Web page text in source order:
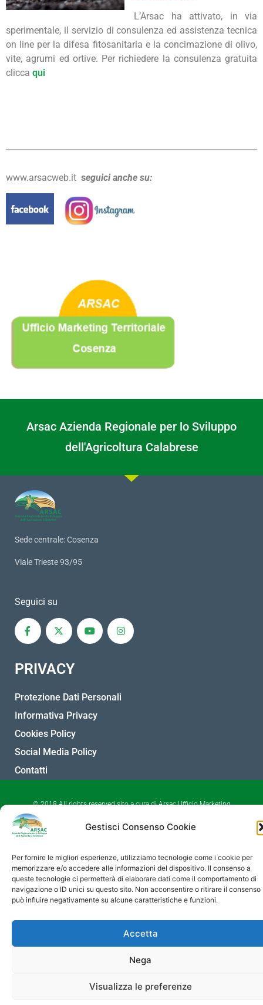
Gestisci Consenso Cookie
Per fornire le migliori esperienze, utilizziamo tecnologie come i cookie per
memorizzare e/o accedere alle informazioni del dispositivo. Il consenso a
queste tecnologie ci permetterà di elaborare dati come il comportamento di
navigazione o ID unici su questo sito. Non acconsentire o ritirare il consenso
può influire negativamente su alcune caratteristiche e funzioni.
Accetta
Nega
Visualizza le preferenze
L’Arsac ha attivato, in via
sperimentale, il servizio di consulenza ed assistenza tecnica
on line per la difesa fitosanitaria e la concimazione di olivo,
vite, agrumi ed ortive. Per richiedere la consulenza gratuita
clicca qui
www.arsacweb.it seguici anche su:
Arsac Azienda Regionale per lo Sviluppo
dell'Agricoltura Calabrese
Sede centrale: Cosenza
Viale Trieste 93/95
Seguici su
PRIVACY
Protezione Dati Personali
Informativa Privacy
Cookies Policy
Social Media Policy
Contatti
© 2018 All rights reserved sito a cura di Arsac Ufficio Marketing